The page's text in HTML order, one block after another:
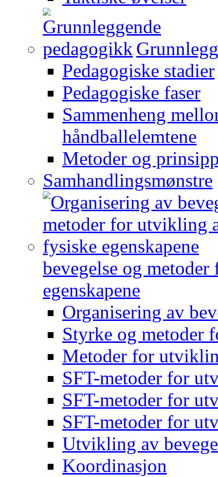
Pedagogiske stadier
Pedagogiske faser
Sammenheng
håndballelemtene
Metoder og
Samhandlingsmønstre
bevegelse og
egenskapene
Organisering av
Styrke og metoder
Metoder for
SFT-metoder for
SFT-metoder for
SFT-metoder for
Utvikling av
Koordinasjon